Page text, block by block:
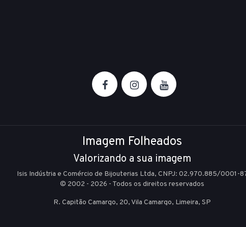
Imagem Folheados
Valorizando a sua imagem
Isis Indústria e Comércio de Bijouterias Ltda, CNPJ: 02.970.885/0001-
© 2002 - 2026 - Todos os direitos reservados
R. Capitão Camargo, 20, Vila Camargo, Limeira, SP